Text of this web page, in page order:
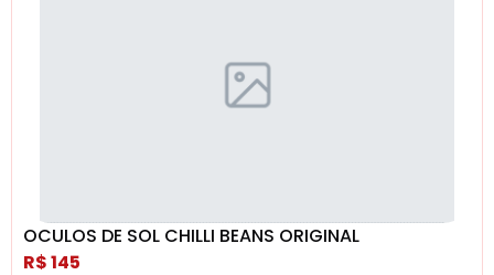
OCULOS DE SOL CHILLI BEANS ORIGINAL
R$ 145